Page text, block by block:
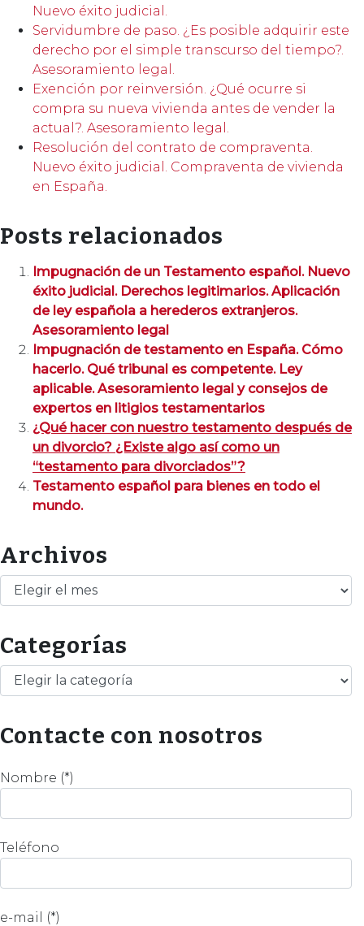
Nuevo éxito judicial.
Servidumbre de paso. ¿Es posible adquirir este
derecho por el simple transcurso del tiempo?.
Asesoramiento legal.
Exención por reinversión. ¿Qué ocurre si
compra su nueva vivienda antes de vender la
actual?. Asesoramiento legal.
Resolución del contrato de compraventa.
Nuevo éxito judicial. Compraventa de vivienda
en España.
Posts relacionados
Impugnación de un Testamento español. Nuevo
éxito judicial. Derechos legitimarios. Aplicación
de ley española a herederos extranjeros.
Asesoramiento legal
Impugnación de testamento en España. Cómo
hacerlo. Qué tribunal es competente. Ley
aplicable. Asesoramiento legal y consejos de
expertos en litigios testamentarios
¿Qué hacer con nuestro testamento después de
un divorcio? ¿Existe algo así como un
“testamento para divorciados”?
Testamento español para bienes en todo el
mundo.
Archivos
Archivos
Categorías
Categorías
Contacte con nosotros
Nombre (*)
Teléfono
e-mail (*)